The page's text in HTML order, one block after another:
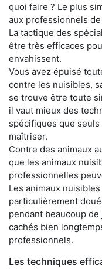
quoi faire ? Le plus
aux professionnels
La tactique des
être très efficaces
envahissent.
Vous avez épuisé
contre les nuisibles,
se trouve être toute
il vaut mieux des
spécifiques que
maîtriser.
Contre des animaux
que les animaux
professionnelles
Les animaux
particulièrement
pendant beaucoup
cachés bien
professionnels.
Les techniques